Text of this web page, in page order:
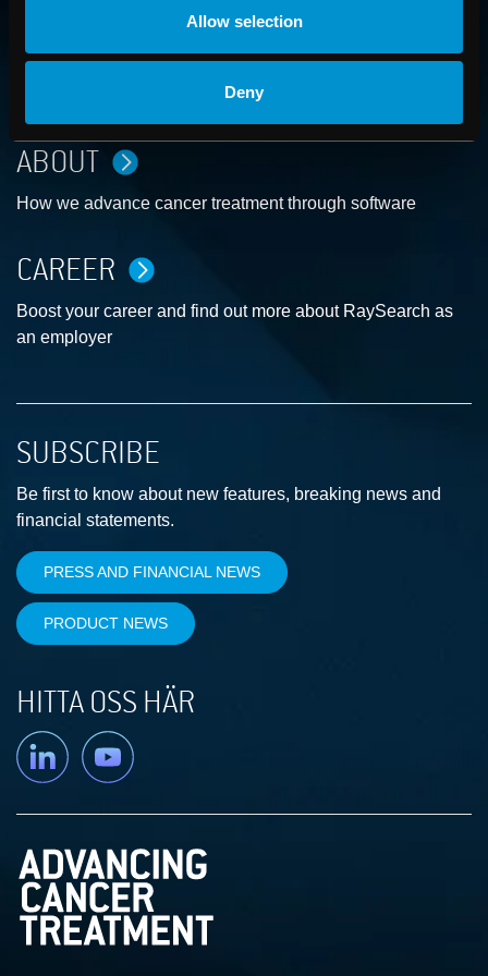
Allow selection
Deny
CONTACT US
Get in touch with someone from our organization
ABOUT
How we advance cancer treatment through software
CAREER
Boost your career and find out more about RaySearch as
an employer
SUBSCRIBE
Be first to know about new features, breaking news and
financial statements.
PRESS AND FINANCIAL NEWS
PRODUCT NEWS
HITTA OSS HÄR
Linkedin YouTube